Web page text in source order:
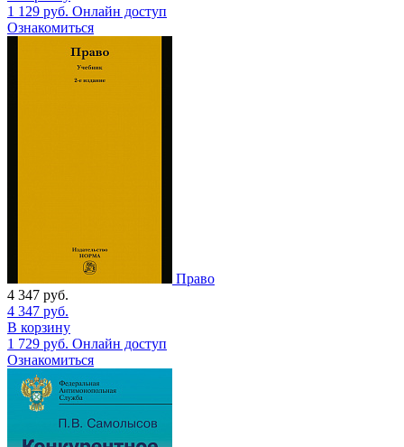
1 129 руб. Онлайн доступ
Ознакомиться
Право
4 347 руб.
4 347 руб.
В корзину
1 729 руб. Онлайн доступ
Ознакомиться